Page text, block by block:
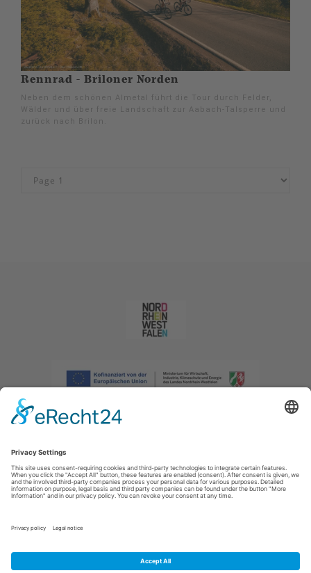
Rennrad - Briloner Norden
Neben dem schönen Almetal führt die Tour durch Felder,
Wälder und über freie Landschaft zur Aabach-Talsperre und
zurück nach Brilon.
Imprint|Privacy policy|Declaration of accessibility
E: info@sauerland.com